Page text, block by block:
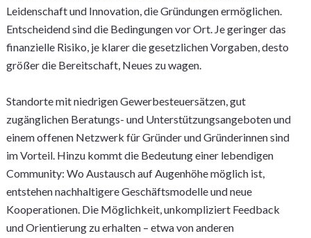
Leidenschaft und Innovation, die Gründungen ermöglichen.
Entscheidend sind die Bedingungen vor Ort. Je geringer das
finanzielle Risiko, je klarer die gesetzlichen Vorgaben, desto
größer die Bereitschaft, Neues zu wagen.
Standorte mit niedrigen Gewerbesteuersätzen, gut
zugänglichen Beratungs- und Unterstützungsangeboten und
einem offenen Netzwerk für Gründer und Gründerinnen sind
im Vorteil. Hinzu kommt die Bedeutung einer lebendigen
Community: Wo Austausch auf Augenhöhe möglich ist,
entstehen nachhaltigere Geschäftsmodelle und neue
Kooperationen. Die Möglichkeit, unkompliziert Feedback
und Orientierung zu erhalten – etwa von anderen